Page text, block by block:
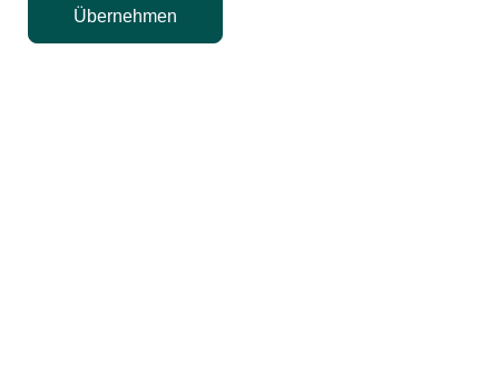
Übernehmen